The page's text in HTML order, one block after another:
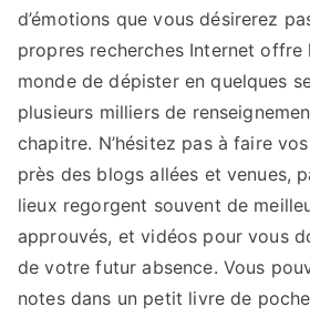
d’émotions que vous désirerez
propres recherches Internet offre
monde de dépister en quelques
plusieurs milliers de
chapitre. N’hésitez pas à faire
près des blogs allées et venues,
lieux regorgent souvent de
approuvés, et vidéos pour vous
de votre futur absence. Vous
notes dans un petit livre de